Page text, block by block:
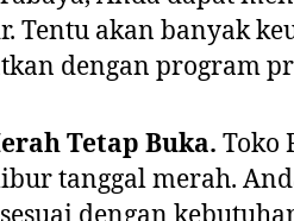
Tentu akan banyak
dengan program
Tetap Buka. Toko
tanggal merah.